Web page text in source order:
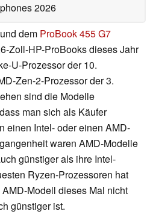
2026
und dem ProBook 455 G7
Zoll-HP-ProBooks dieses Jahr
U-Prozessor der 10.
Zen-2-Prozessor der 3.
sind die Modelle
man sich als Käufer
einen Intel- oder einen AMD-
waren AMD-Modelle
günstiger als ihre Intel-
Ryzen-Prozessoren hat
Modell dieses Mal nicht
günstiger ist.